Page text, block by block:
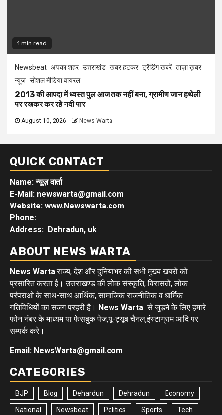
1 min read
Newsbeat आपका शहर उत्तराखंड खबर हटकर ट्रेंडिंग खबरें ताज़ा ख़बर
न्यूज़ सोशल मीडिया वायरल
2013 की आपदा में ध्वस्त पुल आज तक नहीं बना, ग्रामीण जान हथेली
पर रखकर कर रहे नदी पार
August 10, 2026 News Warta
QUICK CONTACT
Name: न्यूज़ वार्ता
E-Mail: newswarta@gmail.com
Website: www.Newswarta.com
Phone:
Address: Dehradun, uk
ABOUT NEWS WARTA
News Wartaराज्य, देश और दुनियाभर की सभी मुख्य खबरों को
प्रसारित करता है। उत्तराखण्ड की लोक संस्कृति, विरासतों, लोक
परंपराओ के साथ-साथ आर्थिक, सामाजिक राजनीतिक व धार्मिक
गतिविधियों का सजग प्रहरी है। News Warta से जुड़ने के लिए हमारे
फोन नंबर के माध्यम या फेसबुक पेज,यू-ट्यूब चैनल,इंस्टाग्राम आदि पर
सम्पर्क करे।
Email: NewsWarta@gmail.com
CATEGORIES
BJP Blog Dehardun Dehradun Economy
National Newsbeat Politics Sports Tech